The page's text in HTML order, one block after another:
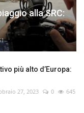
alla SRC:
più alto d’Europa:
27, 2023 0 645